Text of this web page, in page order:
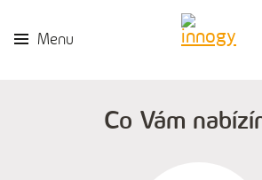
Menu
Co Vám